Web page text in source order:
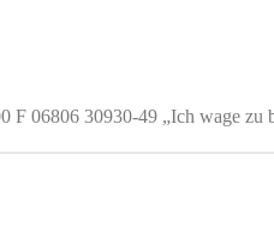
06806 30930-49 „Ich wage